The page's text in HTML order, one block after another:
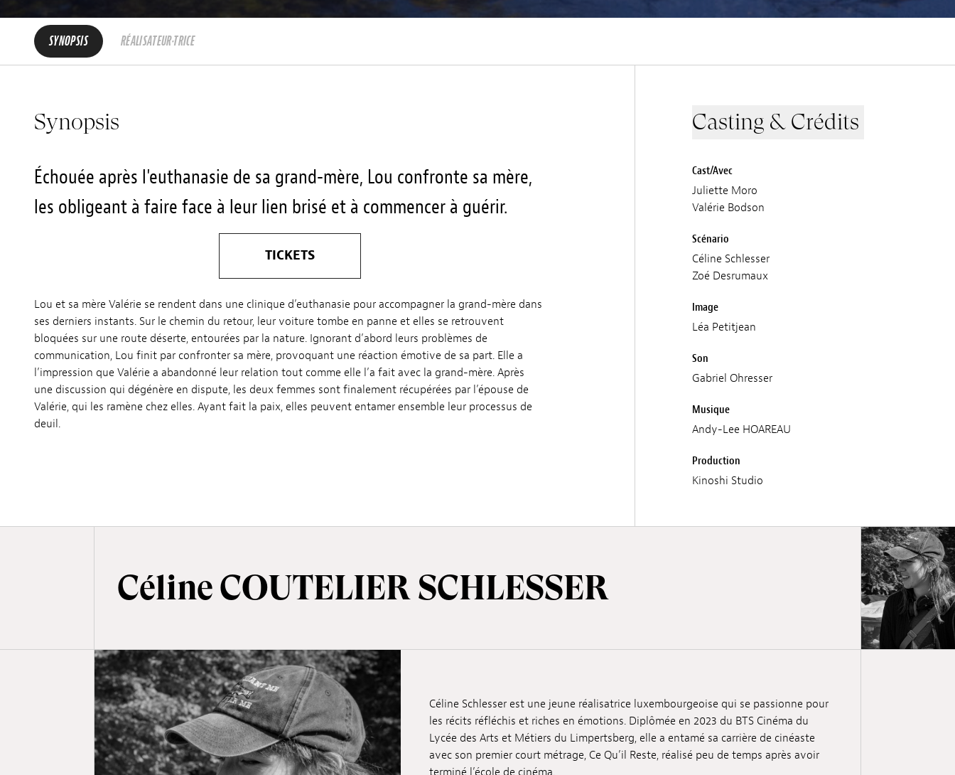
SYNOPSIS RÉALISATEUR·TRICE
Synopsis
Échouée après l'euthanasie de sa grand-mère, Lou confronte sa mère,
les obligeant à faire face à leur lien brisé et à commencer à guérir.
TICKETS
Lou et sa mère Valérie se rendent dans une clinique d’euthanasie pour accompagner la grand-mère dans
ses derniers instants. Sur le chemin du retour, leur voiture tombe en panne et elles se retrouvent
bloquées sur une route déserte, entourées par la nature. Ignorant d’abord leurs problèmes de
communication, Lou finit par confronter sa mère, provoquant une réaction émotive de sa part. Elle a
l’impression que Valérie a abandonné leur relation tout comme elle l’a fait avec la grand-mère. Après
une discussion qui dégénère en dispute, les deux femmes sont finalement récupérées par l’épouse de
Valérie, qui les ramène chez elles. Ayant fait la paix, elles peuvent entamer ensemble leur processus de
deuil.
Casting & Crédits
Cast/Avec
Juliette Moro
Valérie Bodson
Scénario
Céline Schlesser
Zoé Desrumaux
Image
Léa Petitjean
Son
Gabriel Ohresser
Musique
Andy-Lee HOAREAU
Production
Kinoshi Studio
Céline COUTELIER SCHLESSER
Céline Schlesser est une jeune réalisatrice luxembourgeoise qui se passionne pour
les récits réfléchis et riches en émotions. Diplômée en 2023 du BTS Cinéma du
Lycée des Arts et Métiers du Limpertsberg, elle a entamé sa carrière de cinéaste
avec son premier court métrage, Ce Qu’il Reste, réalisé peu de temps après avoir
terminé l’école de cinéma.